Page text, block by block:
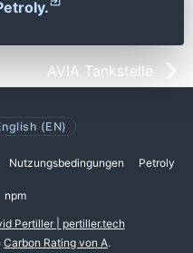
AVIA Tankstelle
(EN)
Nutzungsbedingungen Petroly
npm
Pertiller | pertiller.tech
Carbon Rating von A.